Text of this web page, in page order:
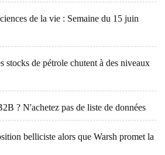
de la vie : Semaine du 15 juin
stocks de pétrole chutent à des niveaux
? N'achetez pas de liste de données
belliciste alors que Warsh promet la